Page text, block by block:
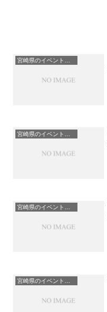
宮崎県のイベント会場一覧